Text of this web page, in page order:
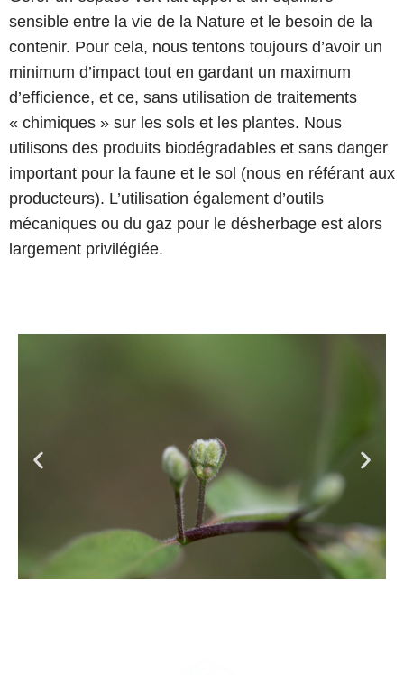
sensible entre la vie de la Nature et le besoin de la
contenir. Pour cela, nous tentons toujours d’avoir un
minimum d’impact tout en gardant un maximum
d’efficience, et ce, sans utilisation de traitements
« chimiques » sur les sols et les plantes. Nous
utilisons des produits biodégradables et sans danger
important pour la faune et le sol (nous en référant aux
producteurs). L’utilisation également d’outils
mécaniques ou du gaz pour le désherbage est alors
largement privilégiée.